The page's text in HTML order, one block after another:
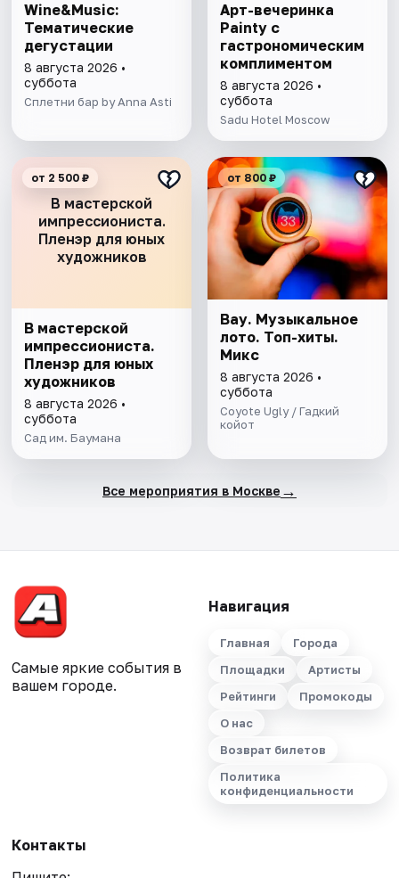
Wine&Music:
Тематические
дегустации
8 августа 2026 •
суббота
Сплетни бар by Anna Asti
Арт-вечеринка
Painty с
гастрономическим
комплиментом
8 августа 2026 •
суббота
Sadu Hotel Moscow
В мастерской
импрессиониста.
Пленэр для юных
художников
от 2 500 ₽
В мастерской
импрессиониста.
Пленэр для юных
художников
8 августа 2026 •
суббота
Сад им. Баумана
от 800 ₽
Вау. Музыкальное
лото. Топ-хиты.
Микс
8 августа 2026 •
суббота
Coyote Ugly / Гадкий
койот
Все мероприятия в Москве →
Самые яркие события в
вашем городе.
Навигация
Главная
Города
Площадки
Артисты
Рейтинги
Промокоды
О нас
Возврат билетов
Политика
конфиденциальности
Контакты